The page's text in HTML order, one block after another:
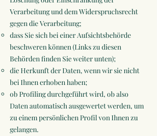
Verarbeitung und dem Widerspruchsrecht
gegen die Verarbeitung;
dass Sie sich bei einer Aufsichtsbehörde
beschweren können (Links zu diesen
Behörden finden Sie weiter unten);
die Herkunft der Daten, wenn wir sie nicht
bei Ihnen erhoben haben;
ob Profiling durchgeführt wird, ob also
Daten automatisch ausgewertet werden, um
zu einem persönlichen Profil von Ihnen zu
gelangen.